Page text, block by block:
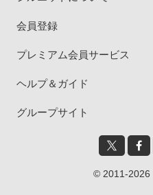
会員登録
プレミアム会員サービス
ヘルプ＆ガイド
グループサイト
© 2011-2026